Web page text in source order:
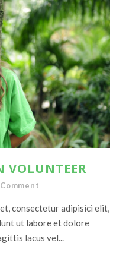
VOLUNTEER
Comment
consectetur adipisici elit,
ut labore et dolore
lacus vel...